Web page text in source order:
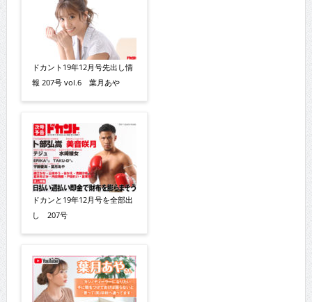
ドカント19年12月号先出し情
報 207号 vol.6 葉月あや
ドカンと19年12月号を全部出
し 207号